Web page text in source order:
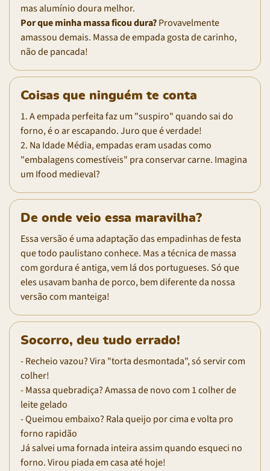
mas alumínio doura melhor.
Por que minha massa ficou dura?Provavelmente
amassou demais. Massa de empada gosta de carinho,
não de pancada!
Coisas que ninguém te conta
1. A empada perfeita faz um "suspiro" quando sai do
forno, é o ar escapando. Juro que é verdade!
2. Na Idade Média, empadas eram usadas como
"embalagens comestíveis" pra conservar carne. Imagina
um Ifood medieval?
De onde veio essa maravilha?
Essa versão é uma adaptação das empadinhas de festa
que todo paulistano conhece. Mas a técnica de massa
com gordura é antiga, vem lá dos portugueses. Só que
eles usavam banha de porco, bem diferente da nossa
versão com manteiga!
Socorro, deu tudo errado!
- Recheio vazou? Vira "torta desmontada", só servir com
colher!
- Massa quebradiça? Amassa de novo com 1 colher de
leite gelado
- Queimou embaixo? Rala queijo por cima e volta pro
forno rapidão
Já salvei uma fornada inteira assim quando esqueci no
forno. Virou piada em casa até hoje!